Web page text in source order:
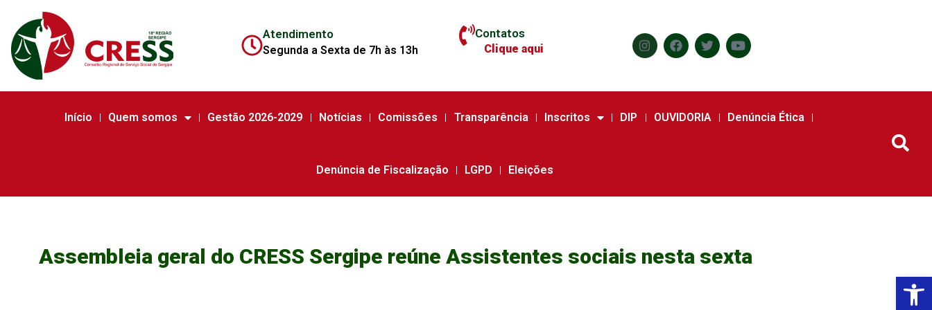
Atendimento
Segunda a Sexta de 7h às 13h
Contatos
Clique aqui
Início Quem somos Gestão 2026-2029 Notícias Comissões Transparência Inscritos DIP OUVIDORIA Denúncia Ética
Denúncia de Fiscalização LGPD Eleições
Assembleia geral do CRESS Sergipe reúne Assistentes sociais nesta sexta